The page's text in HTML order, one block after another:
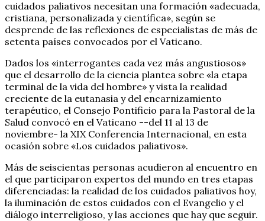
cuidados paliativos necesitan una formación «adecuada,
cristiana, personalizada y científica», según se
desprende de las reflexiones de especialistas de más de
setenta países convocados por el Vaticano.
Dados los «interrogantes cada vez más angustiosos»
que el desarrollo de la ciencia plantea sobre «la etapa
terminal de la vida del hombre» y vista la realidad
creciente de la eutanasia y del encarnizamiento
terapéutico, el Consejo Pontificio para la Pastoral de la
Salud convocó en el Vaticano --del 11 al 13 de
noviembre- la XIX Conferencia Internacional, en esta
ocasión sobre «Los cuidados paliativos».
Más de seiscientas personas acudieron al encuentro en
el que participaron expertos del mundo en tres etapas
diferenciadas: la realidad de los cuidados paliativos hoy,
la iluminación de estos cuidados con el Evangelio y el
diálogo interreligioso, y las acciones que hay que seguir.